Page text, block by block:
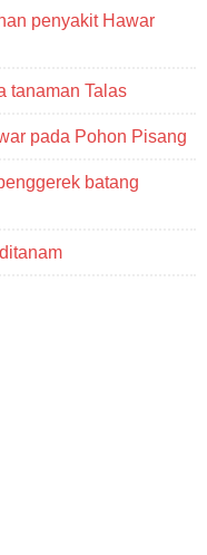
penyakit Hawar
tanaman Talas
pada Pohon Pisang
batang